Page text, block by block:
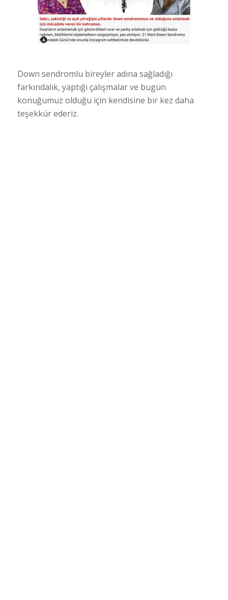
Down sendromlu bireyler adına sağladığı
farkındalık, yaptığı çalışmalar ve bugün
konuğumuz olduğu için kendisine bir kez daha
teşekkür ederiz.